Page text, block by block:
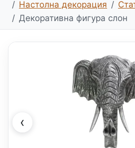
Настолна декорация
Декоративна фигура слон
‹